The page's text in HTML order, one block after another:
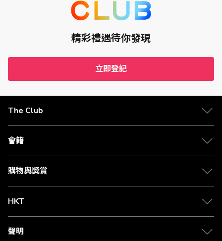
有限公司（「商戶」）網頁連結成功訂購訂單 (不包括無效、
取消、退回及/或更換之貨品) ，淨額消費 (須扣除運費及折扣)
必須已登記及成功啟動Club HKT Limited（「The Club」）
之The Club會員方有資格獲得此優惠。
如欲賺取Club積分，The Club會員必須於購物時登入The
The Club會員於購物時必須確保閣下的瀏覽器設置為關閉廣
或為現金等價物。
實際可賺取的佣金將於商戶收到款項時計算(按付款時的外幣
The Club會員應保留購物收據直至相關的Club積分成功存入
The Club會員帳戶內。有關賺取Club積分資格的查詢，會員
必須提供有關購物收據以作核實賺取Club積分資格之用。會
員必須於由交易日期起計180日內（「追溯期」）向The
出，則補回Club積分的權利將被沒收，並且將不會獲得任何
補償。
The Club和商戶或未能對The Club會員未能符合享有此優惠
精彩禮遇待你發現
立即登記
The Club
會籍
購物與獎賞
HKT
聲明